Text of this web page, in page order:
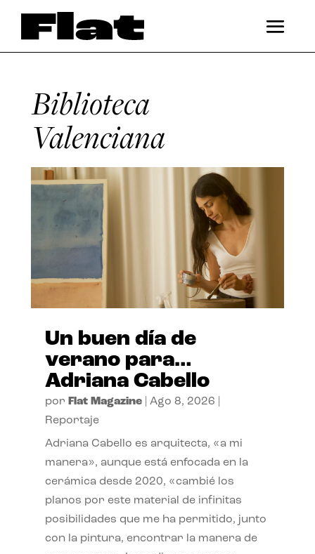
Biblioteca
Valenciana
Un buen día de
verano para…
Adriana Cabello
por Flat Magazine| Ago 8, 2026
Reportaje
Adriana Cabello es arquitecta, «a mi
manera», aunque está enfocada en la
cerámica desde 2020, «cambié los
planos por este material de infinitas
posibilidades que me ha permitido, junto
con la pintura, encontrar la manera de